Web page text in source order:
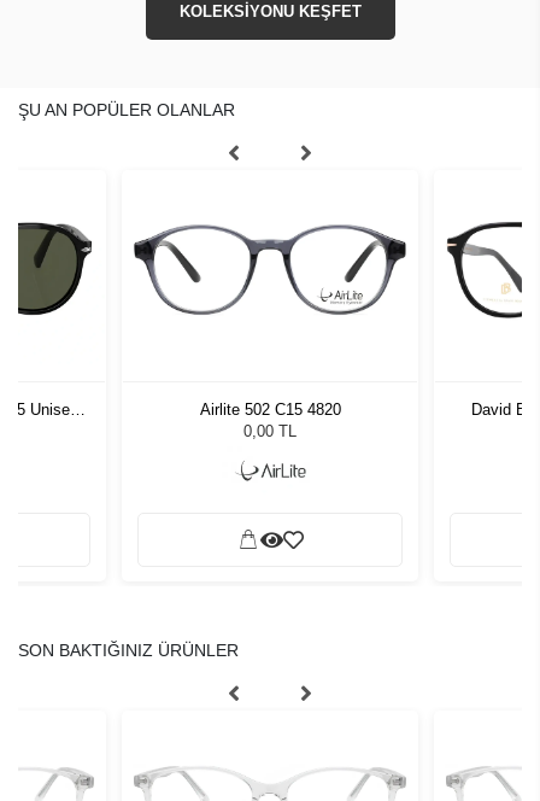
KOLEKSİYONU KEŞFET
ŞU AN POPÜLER OLANLAR
55 Unisex
Airlite 502 C15 4820
0,00 TL
David
SON BAKTIĞINIZ ÜRÜNLER